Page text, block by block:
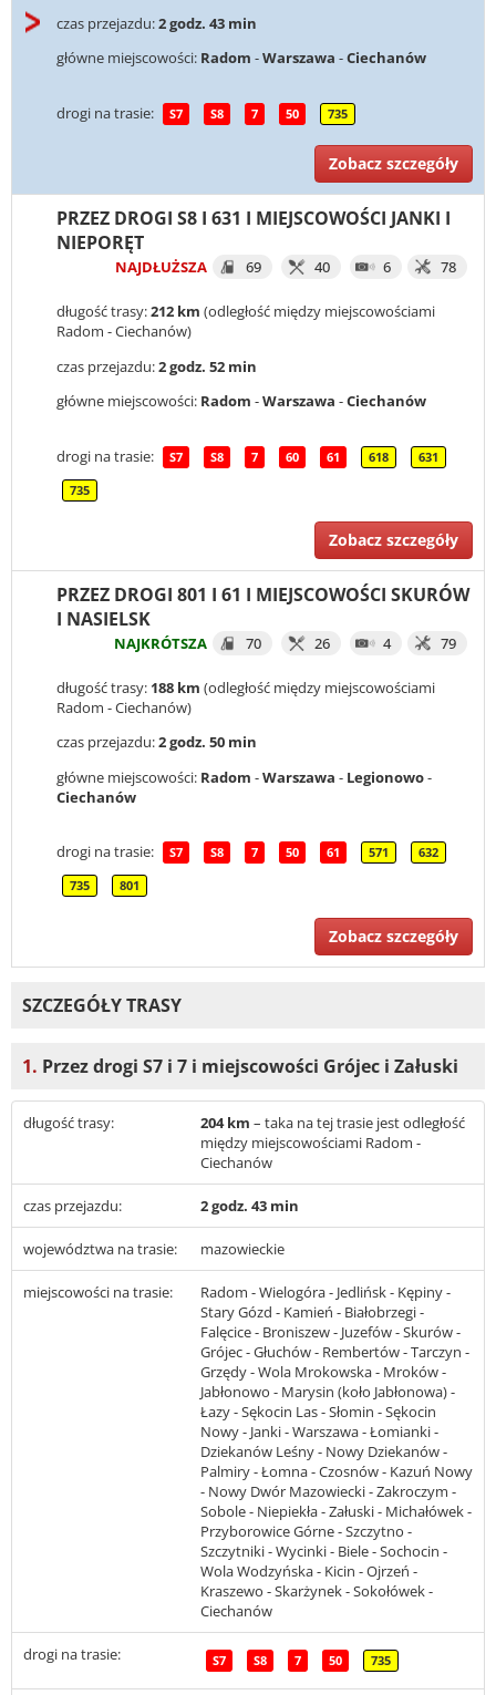
czas przejazdu:2 godz. 43 min
główne miejscowości: Radom -Warszawa -Ciechanów
drogi na trasie: S7 S8 7 50 735
Zobacz szczegóły
PRZEZ DROGI S8 I 631 I MIEJSCOWOŚCI JANKI I
NIEPORĘT
NAJDŁUŻSZA 69 40 6 78
długość trasy:212 km (odległość między miejscowościami
Radom - Ciechanów)
czas przejazdu:2 godz. 52 min
główne miejscowości: Radom -Warszawa -Ciechanów
drogi na trasie: S7 S8 7 60 61 618 631
735
Zobacz szczegóły
PRZEZ DROGI 801 I 61 I MIEJSCOWOŚCI SKURÓW
I NASIELSK
NAJKRÓTSZA 70 26 4 79
długość trasy: 188 km (odległość między miejscowościami
Radom - Ciechanów)
czas przejazdu:2 godz. 50 min
główne miejscowości: Radom -Warszawa - Legionowo-
Ciechanów
drogi na trasie: S7 S8 7 50 61 571 632
735 801
Zobacz szczegóły
SZCZEGÓŁY TRASY
1. Przez drogi S7 i 7 i miejscowości Grójec i Załuski
długość trasy: 204 km – taka na tej trasie jest odległość
między miejscowościami Radom -
Ciechanów
czas przejazdu: 2 godz. 43 min
województwa na trasie: mazowieckie
miejscowości na trasie:
Radom - Wielogóra - Jedlińsk - Kępiny -
Stary Gózd - Kamień - Białobrzegi -
Falęcice - Broniszew - Juzefów - Skurów -
Grójec - Głuchów - Rembertów - Tarczyn -
Grzędy - Wola Mrokowska - Mroków -
Jabłonowo - Marysin (koło Jabłonowa) -
Łazy - Sękocin Las - Słomin - Sękocin
Nowy - Janki - Warszawa - Łomianki -
Dziekanów Leśny - Nowy Dziekanów -
Palmiry - Łomna - Czosnów - Kazuń Nowy
- Nowy Dwór Mazowiecki - Zakroczym -
Sobole - Niepiekła - Załuski - Michałówek -
Przyborowice Górne - Szczytno -
Szczytniki - Wycinki - Biele - Sochocin -
Wola Wodzyńska - Kicin - Ojrzeń -
Kraszewo - Skarżynek - Sokołówek -
Ciechanów
drogi na trasie: S7 S8 7 50 735